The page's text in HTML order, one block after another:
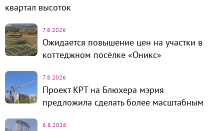
квартал высоток
7.8.2026
Ожидается повышение цен на участки в
коттеджном посёлке «Оникс»
7.8.2026
Проект КРТ на Блюхера мэрия
предложила сделать более масштабным
6.8.2026